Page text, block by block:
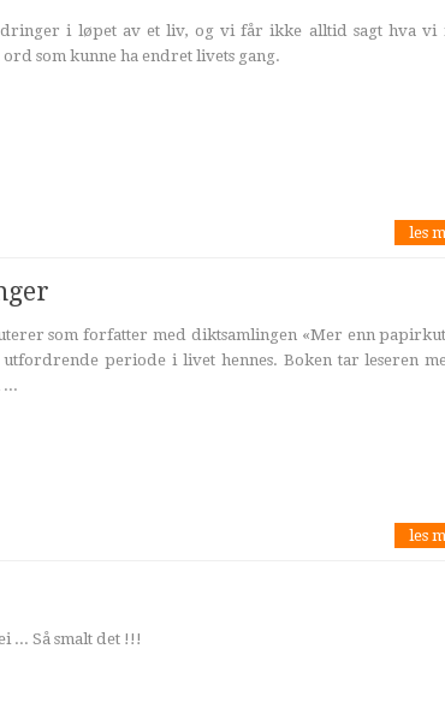
i løpet av et liv, og vi får ikke alltid sagt hva vi
som kunne ha endret livets gang.
les
som forfatter med diktsamlingen «Mer enn
periode i livet hennes. Boken tar leseren
...
les
... Så smalt det !!!